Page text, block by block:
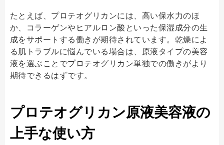
たとえば、プロテオグリカンには、高い保水力のほ
か、コラーゲンやヒアルロン酸といった保湿成分の生
成をサポートする働きが期待されています。乾燥によ
る肌トラブルに悩んでいる場合は、原液タイプの美容
液を選ぶことでプロテオグリカン単独での働きがより
期待できるはずです。
プロテオグリカン原液美容液の
上手な使い方